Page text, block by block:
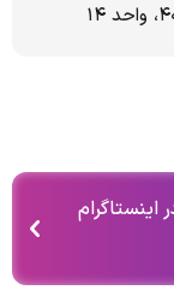
اینستاگرام